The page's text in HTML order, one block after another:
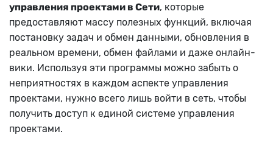
управления проектами в Сети, которые
предоставляют массу полезных функций, включая
постановку задач и обмен данными, обновления в
реальном времени, обмен файлами и даже онлайн-
вики. Используя эти программы можно забыть о
неприятностях в каждом аспекте управления
проектами, нужно всего лишь войти в сеть, чтобы
получить доступ к единой системе управления
проектами.